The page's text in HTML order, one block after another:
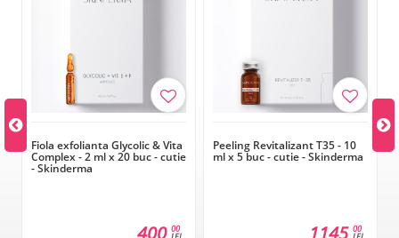
Fiola exfolianta Glycolic & Vita
Complex - 2 ml x 20 buc - cutie
- Skinderma
00
400
Peeling Revitalizant T35 - 10
ml x 5 buc - cutie - Skinderma
00
1145